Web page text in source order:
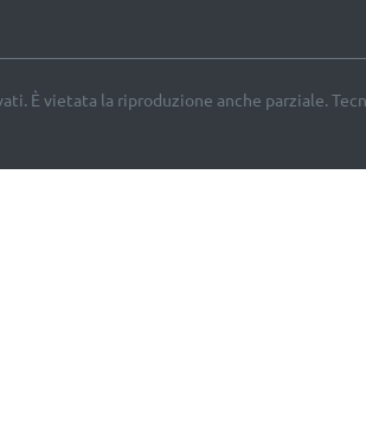
È vietata la riproduzione anche parziale.